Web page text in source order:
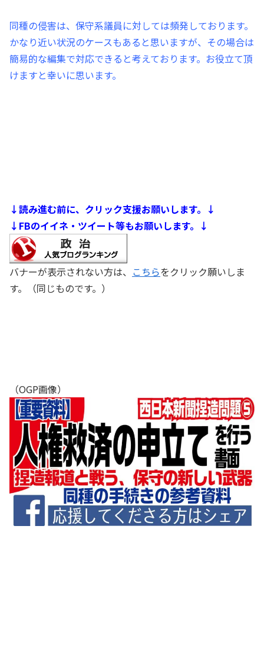
同種の侵害は、保守系議員に対しては頻発しております。
かなり近い状況のケースもあると思いますが、その場合は
簡易的な編集で対応できると考えております。お役立て頂
けますと幸いに思います。
↓読み進む前に、クリック支援お願いします。↓
↓FBのイイネ・ツイート等もお願いします。↓
バナーが表示されない方は、 こちらをクリック願いしま
す。（同じものです。）
（OGP画像）